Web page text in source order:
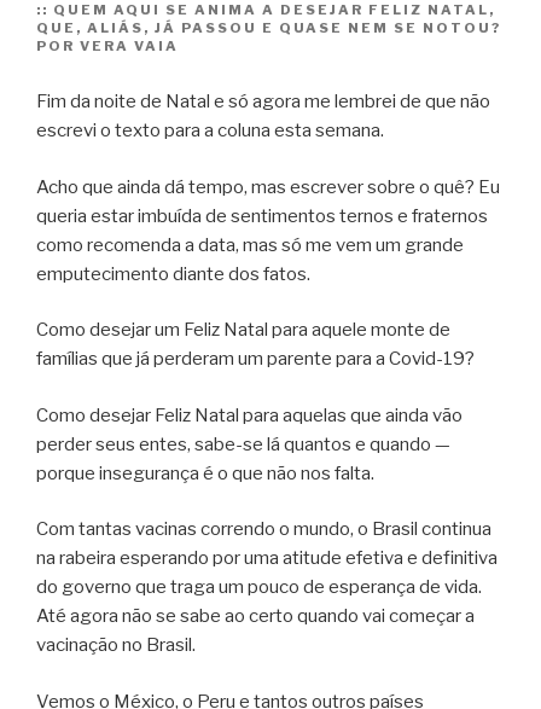
:: QUEM AQUI SE ANIMA A DESEJAR FELIZ NATAL,
QUE, ALIÁS, JÁ PASSOU E QUASE NEM SE NOTOU?
POR VERA VAIA
Fim da noite de Natal e só agora me lembrei de que não
escrevi o texto para a coluna esta semana.
Acho que ainda dá tempo, mas escrever sobre o quê? Eu
queria estar imbuída de sentimentos ternos e fraternos
como recomenda a data, mas só me vem um grande
emputecimento diante dos fatos.
Como desejar um Feliz Natal para aquele monte de
famílias que já perderam um parente para a Covid-19?
Como desejar Feliz Natal para aquelas que ainda vão
perder seus entes, sabe-se lá quantos e quando —
porque insegurança é o que não nos falta.
Com tantas vacinas correndo o mundo, o Brasil continua
na rabeira esperando por uma atitude efetiva e definitiva
do governo que traga um pouco de esperança de vida.
Até agora não se sabe ao certo quando vai começar a
vacinação no Brasil.
Vemos o México, o Peru e tantos outros países